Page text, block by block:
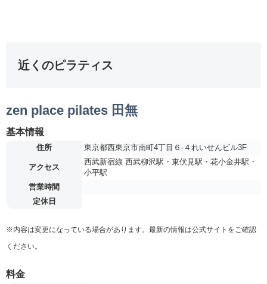
近くのピラティス
zen place pilates 田無
基本情報
住所 東京都西東京市南町4丁目６-４れいせんビル3F
アクセス
西武新宿線 西武柳沢駅・東伏見駅・花小金井駅・
小平駅
営業時間
定休日
※内容は変更になっている場合があります。最新の情報は公式サイトをご確認
ください。
料金